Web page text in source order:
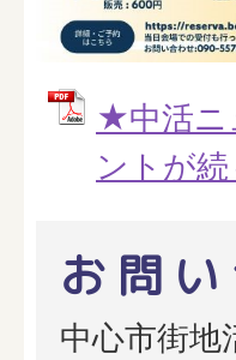
★中活ニ
ントが
お問
中心市街地